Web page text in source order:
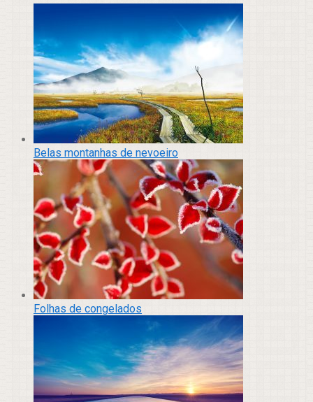
Belas montanhas de nevoeiro
Folhas de congelados